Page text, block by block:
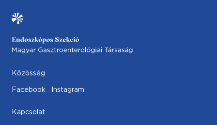
Közösség
Facebook Instagram
Kapcsolat